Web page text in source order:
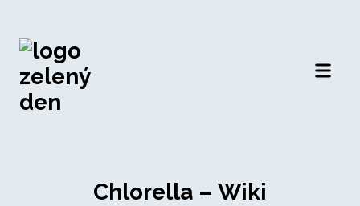
Chlorella – Wiki